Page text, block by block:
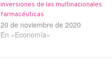
inversiones de las multinacionales
farmacéuticas
20 de noviembre de 2020
En «Economía»